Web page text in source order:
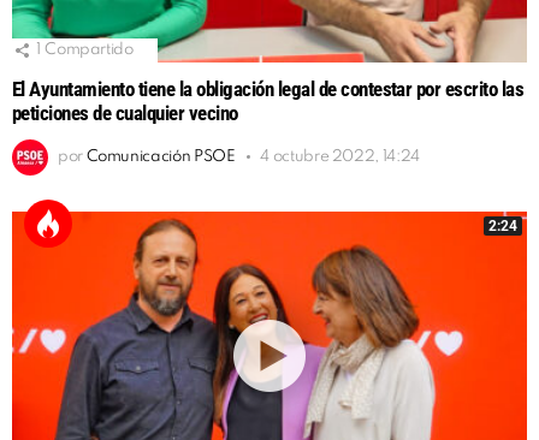
Compartido
El Ayuntamiento tiene la obligación legal de contestar por escrito las
peticiones de cualquier vecino
por Comunicación PSOE 4 octubre 2022, 14:24
2:24